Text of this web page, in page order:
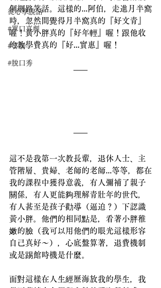
從心學說話
#單口喜劇
#喜劇
#脫口秀
個網路笑話。這樣的...阿伯，走進月半窩
時，忽然間覺得月半窩真的『好文青』
喔！黃小胖真的『好年輕』喔！跟他收
的教學費真的『好...實惠』喔！
這不是我第一次教長輩，退休人士、主
管階層、貴婦、老師的老師...等等，都在
我的課程中獲得意義，有人彌補了親子
關係，有人更能夠理解青壯年的世代，
有人甚至是孩子勸導（逼迫？）下認識
黃小胖。他們的相同點是，看著小胖稚
嫩的臉（我可以用他們的眼光這樣形容
自己真好～），心底盤算著，退費機制
或是踢館時機是什麼。
面對這樣在人生經歷海放我的學生，我